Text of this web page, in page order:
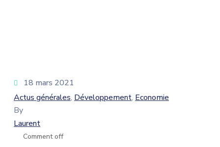
18 mars 2021
Actus générales‚ Développement‚ Economie
By
Laurent
Comment off